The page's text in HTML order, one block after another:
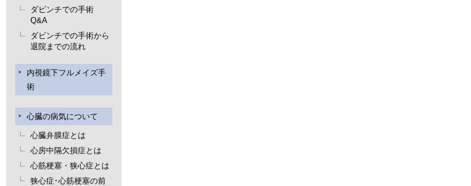
ダビンチでの手術
Q&A
ダビンチでの手術から
退院までの流れ
内視鏡下フルメイズ手
術
心臓の病気について
心臓弁膜症とは
心房中隔欠損症とは
心筋梗塞・狭心症とは
狭心症･心筋梗塞の前